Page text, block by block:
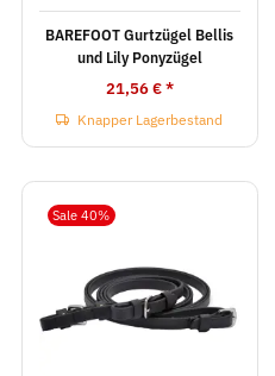
BAREFOOT Gurtzügel Bellis
und Lily Ponyzügel
21,56 €*
Knapper Lagerbestand
Sale 40%